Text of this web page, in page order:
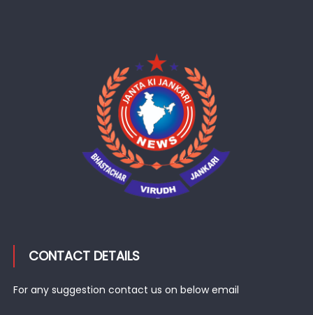
CONTACT DETAILS
For any suggestion contact us on below email